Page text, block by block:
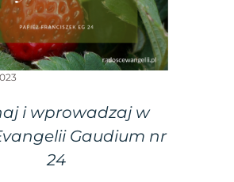
i wprowadzaj w
Gaudium nr
24